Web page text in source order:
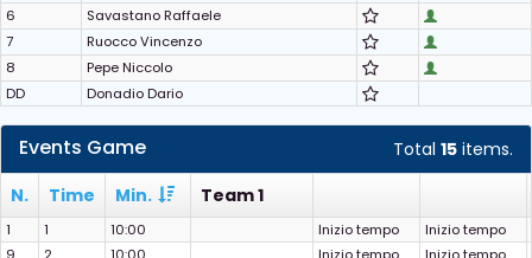
6
Savastano Raffaele
7
Ruocco Vincenzo
8
Pepe Niccolo
DD
Donadio Dario
Total 15 items.
Events Game
N. Time Min. Team 1
1 1 10:00 Inizio tempo
Inizio tempo